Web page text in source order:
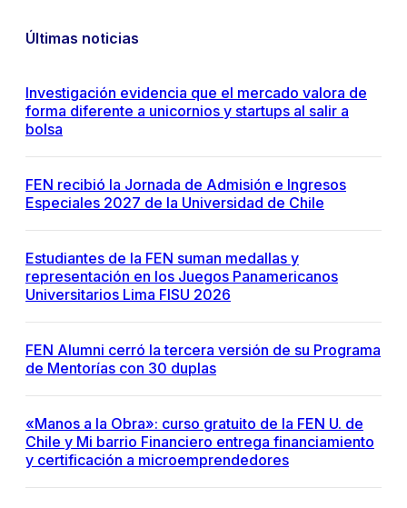
Últimas noticias
Investigación evidencia que el mercado valora de
forma diferente a unicornios y startups al salir a
bolsa
FEN recibió la Jornada de Admisión e Ingresos
Especiales 2027 de la Universidad de Chile
Estudiantes de la FEN suman medallas y
representación en los Juegos Panamericanos
Universitarios Lima FISU 2026
FEN Alumni cerró la tercera versión de su Programa
de Mentorías con 30 duplas
«Manos a la Obra»: curso gratuito de la FEN U. de
Chile y Mi barrio Financiero entrega financiamiento
y certificación a microemprendedores